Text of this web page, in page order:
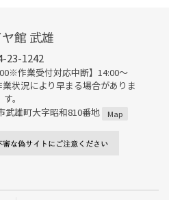
館 武雄
23-1242
作業受付対応中断】14:00～
状況により早まる場合がありま
す。
雄町大字昭和810番地
Map